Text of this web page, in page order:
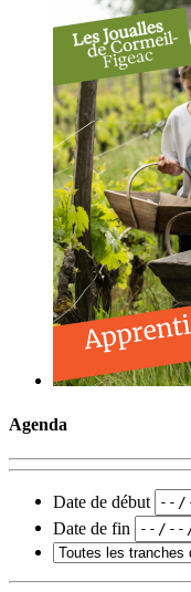
Agenda
Date de début
Date de fin